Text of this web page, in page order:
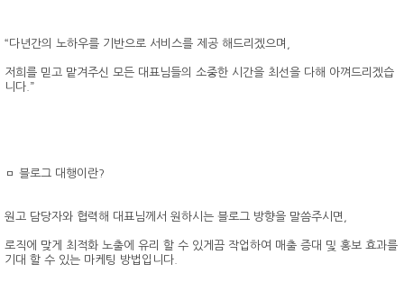
“다년간의 노하우를 기반으로 서비스를 제공 해드리겠으며,
저희를 믿고 맡겨주신 모든 대표님들의 소중한 시간을 최선을 다해 아껴드리겠습
니다.”
ㅁ 블로그 대행이란?
원고 담당자와 협력해 대표님께서 원하시는 블로그 방향을 말씀주시면,
로직에 맞게 최적화 노출에 유리 할 수 있게끔 작업하여 매출 증대 및 홍보 효과를
기대 할 수 있는 마케팅 방법입니다.